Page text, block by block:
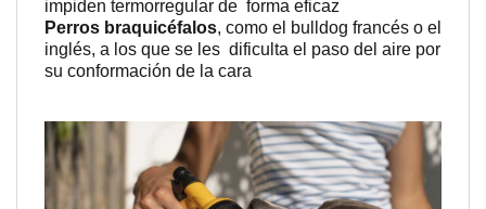
impiden termorregular de forma eficaz
Perros braquicéfalos, como el bulldog francés o el
inglés, a los que se les dificulta el paso del aire por
su conformación de la cara